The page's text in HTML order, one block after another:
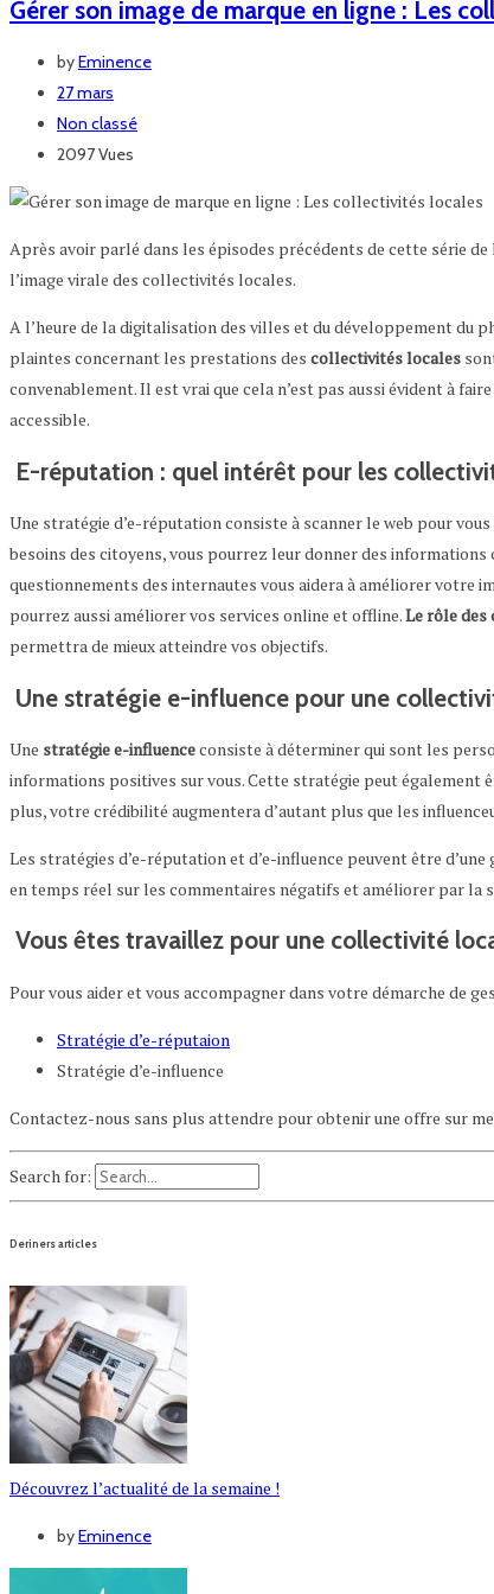
Gérer son image de marque en ligne : Les
byEminence
27 mars
Non classé
2097 Vues
Après avoir parlé dans les épisodes précédents de cette série
l’image virale des collectivités locales.
A l’heure de la digitalisation des villes et du développement du
plaintes concernant les prestations des collectivités locales
convenablement. Il est vrai que cela n’est pas aussi évident à
accessible.
E-réputation : quel intérêt pour les
Une stratégie d’e-réputation consiste à scanner le web pour
besoins des citoyens, vous pourrez leur donner des
questionnements des internautes vous aidera à améliorer votre
pourrez aussi améliorer vos services online et offline.Le rôle
permettra de mieux atteindre vos objectifs.
Une stratégie e-influence pour une
Une stratégie e-influenceconsiste à déterminer qui sont les
informations positives sur vous. Cette stratégie peut également
plus, votre crédibilité augmentera d’autant plus que les
Les stratégies d’e-réputation et d’e-influence peuvent être
en temps réel sur les commentaires négatifs et améliorer par la
Vous êtes travaillez pour une collectivité
Pour vous aider et vous accompagner dans votre démarche de
Stratégie d’e-réputaion
Stratégie d’e-influence
Contactez-nous sans plus attendre pour obtenir une offre sur
Search for:
Deriners articles
Découvrez l’actualité de la semaine !
byEminence